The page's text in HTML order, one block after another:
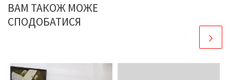
ВАМ ТАКОЖ МОЖЕ
СПОДОБАТИСЯ